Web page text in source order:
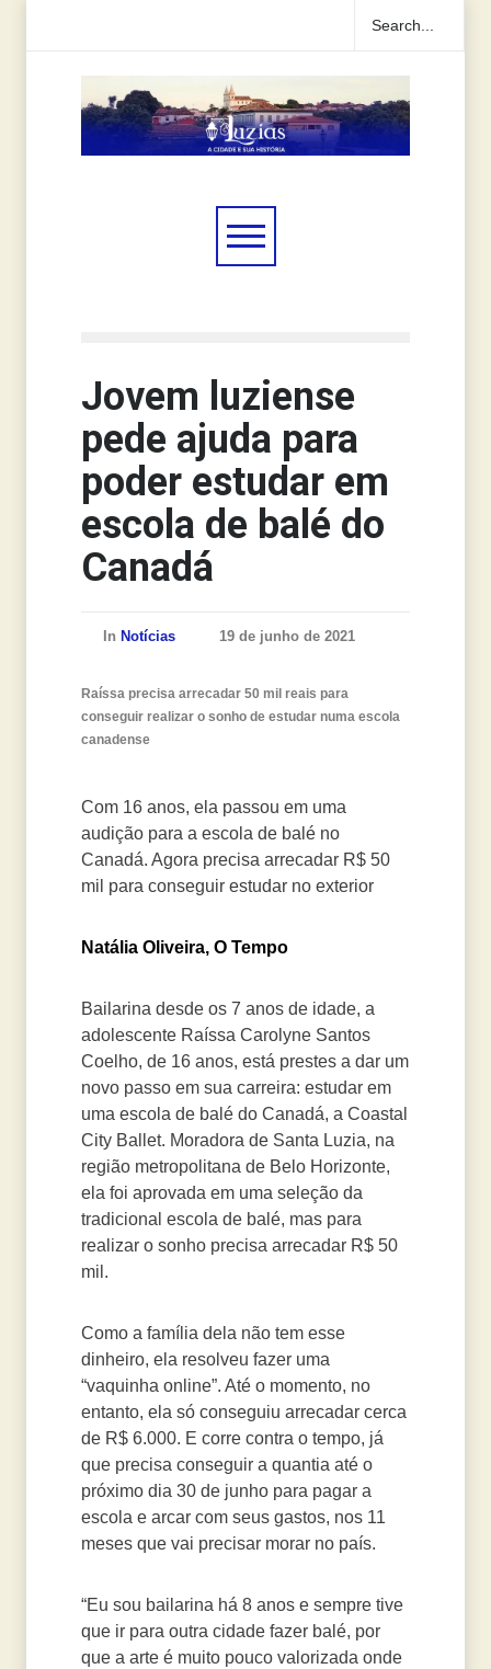
Jovem luziense
pede ajuda para
poder estudar em
escola de balé do
Canadá
In Notícias 19 de junho de 2021
Raíssa precisa arrecadar 50 mil reais para
conseguir realizar o sonho de estudar numa escola
canadense
Com 16 anos, ela passou em uma
audição para a escola de balé no
Canadá. Agora precisa arrecadar R$ 50
mil para conseguir estudar no exterior
Natália Oliveira, O Tempo
Bailarina desde os 7 anos de idade, a
adolescente Raíssa Carolyne Santos
Coelho, de 16 anos, está prestes a dar um
novo passo em sua carreira: estudar em
uma escola de balé do Canadá, a Coastal
City Ballet. Moradora de Santa Luzia, na
região metropolitana de Belo Horizonte,
ela foi aprovada em uma seleção da
tradicional escola de balé, mas para
realizar o sonho precisa arrecadar R$ 50
mil.
Como a família dela não tem esse
dinheiro, ela resolveu fazer uma
“vaquinha online”. Até o momento, no
entanto, ela só conseguiu arrecadar cerca
de R$ 6.000. E corre contra o tempo, já
que precisa conseguir a quantia até o
próximo dia 30 de junho para pagar a
escola e arcar com seus gastos, nos 11
meses que vai precisar morar no país.
“Eu sou bailarina há 8 anos e sempre tive
que ir para outra cidade fazer balé, por
que a arte é muito pouco valorizada onde